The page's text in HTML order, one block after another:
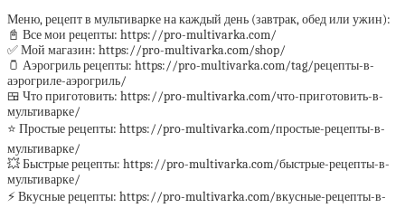
Меню, рецепт в мультиварке на каждый день (завтрак, обед или ужин):
📓 Все мои рецепты: https://pro-multivarka.com/
✅ Мой магазин: https://pro-multivarka.com/shop/
🫙 Аэрогриль рецепты: https://pro-multivarka.com/tag/рецепты-в-
аэрогриле-аэрогриль/
🍱 Что приготовить: https://pro-multivarka.com/что-приготовить-в-
мультиварке/
⭐️ Простые рецепты: https://pro-multivarka.com/простые-рецепты-в-
мультиварке/
💥 Быстрые рецепты: https://pro-multivarka.com/быстрые-рецепты-в-
мультиварке/
⚡️ Вкусные рецепты: https://pro-multivarka.com/вкусные-рецепты-в-